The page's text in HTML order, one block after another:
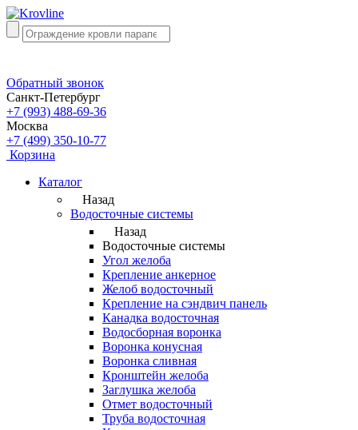
Обратный звонок
Санкт-Петербург
+7 (993) 488-69-36
Москва
+7 (499) 350-10-77
Корзина
Каталог
Назад
Водосточные системы
Назад
Водосточные системы
Угол желоба
Крепление анкерное
Желоб водосточный
Крепление на сэндвич панель
Канадка водосточная
Водосборная воронка
Воронка конусная
Воронка сливная
Кронштейн желоба
Заглушка желоба
Отмет водосточный
Труба водосточная